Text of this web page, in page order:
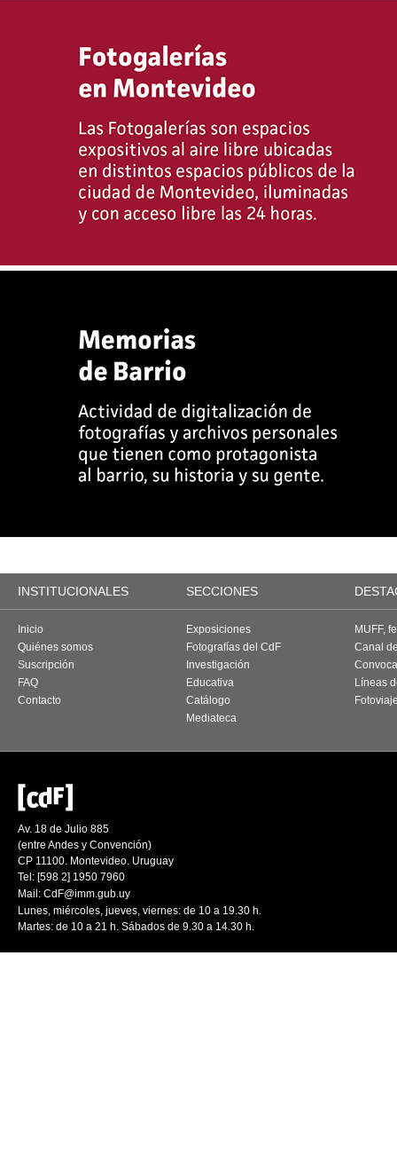
INSTITUCIONALES SECCIONES
Inicio
Quiénes somos
Suscripción
FAQ
Contacto
Exposiciones
Fotografías del CdF
Investigación
Educativa
Catálogo
Mediateca
MUFF,
Canal
Líneas
Av. 18 de Julio 885
(entre Andes y Convención)
CP 11100. Montevideo. Uruguay
Tel: [598 2] 1950 7960
Mail: CdF@imm.gub.uy
Lunes, miércoles, jueves, viernes: de 10 a 19.30 h.
Martes: de 10 a 21 h. Sábados de 9.30 a 14.30 h.